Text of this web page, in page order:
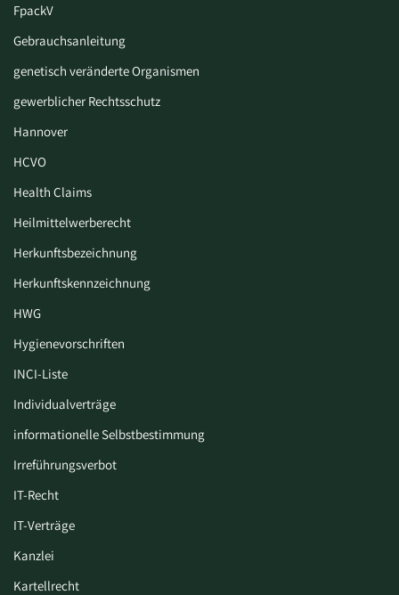
FpackV
Gebrauchsanleitung
genetisch veränderte Organismen
gewerblicher Rechtsschutz
Hannover
HCVO
Health Claims
Heilmittelwerberecht
Herkunftsbezeichnung
Herkunftskennzeichnung
HWG
Hygiene­vorschriften
INCI-Liste
Individualverträge
informationelle Selbstbestimmung
Irreführungsverbot
IT-Recht
IT-Verträge
Kanzlei
Kartellrecht